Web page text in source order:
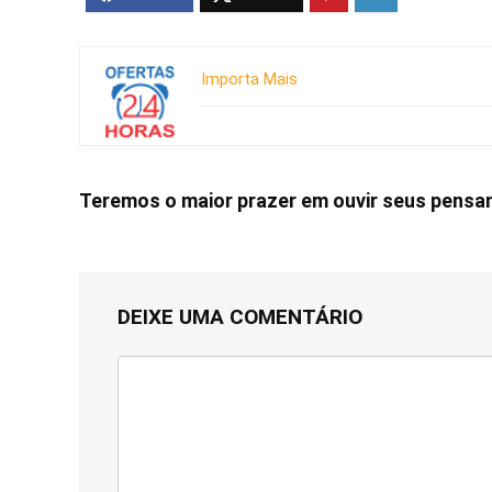
Importa Mais
Teremos o maior prazer em ouvir seus
DEIXE UMA COMENTÁRIO